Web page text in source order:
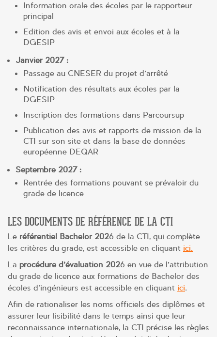
Information orale des écoles par le rapporteur
principal
Edition des avis et envoi aux écoles et à la
DGESIP
Janvier 2027 :
Passage au CNESER du projet d’arrêté
Notification des résultats aux écoles par la
DGESIP
Inscription des formations dans Parcoursup
Publication des avis et rapports de mission de la
CTI sur son site et dans la base de données
européenne DEQAR
Septembre 2027 :
Rentrée des formations pouvant se prévaloir du
grade de licence
LES DOCUMENTS DE RÉFÉRENCE DE LA CTI
Le référentiel Bachelor 2026 de la CTI, qui complète
les critères du grade, est accessible en cliquant ici.
La procédure d’évaluation 2026 en vue de l’attribution
du grade de licence aux formations de Bachelor des
écoles d’ingénieurs est accessible en cliquant ici.
Afin de rationaliser les noms officiels des diplômes et
assurer leur lisibilité dans le temps ainsi que leur
reconnaissance internationale, la CTI précise les règles